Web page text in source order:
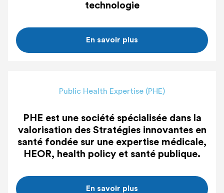
technologie
En savoir plus
Public Health Expertise (PHE)
PHE est une société spécialisée dans la
valorisation des Stratégies innovantes en
santé fondée sur une expertise médicale,
HEOR, health policy et santé publique.
En savoir plus